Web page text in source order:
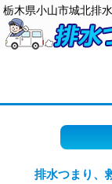
栃木県小山市城北排
排水つまり、